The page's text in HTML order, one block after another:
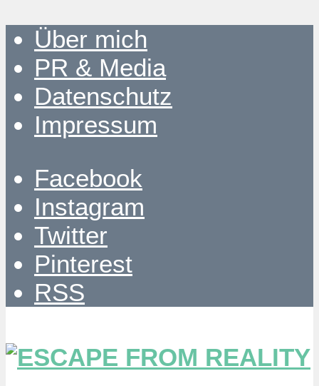
Über mich
PR & Media
Datenschutz
Impressum
Facebook
Instagram
Twitter
Pinterest
RSS